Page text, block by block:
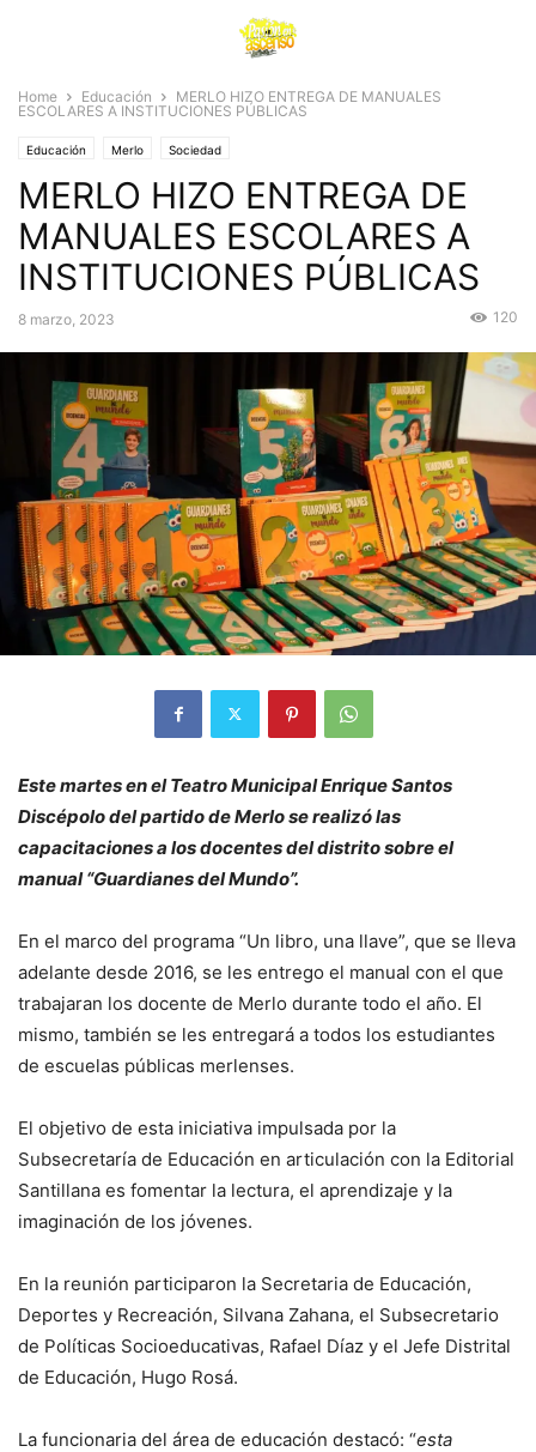
Home Educación
MERLO HIZO ENTREGA DE MANUALES
ESCOLARES A INSTITUCIONES PÚBLICAS
Educación Merlo Sociedad
MERLO HIZO ENTREGA DE
MANUALES ESCOLARES A
INSTITUCIONES PÚBLICAS
8 marzo, 2023 120
Este martes en el Teatro Municipal Enrique Santos
Discépolo del partido de Merlo se realizó las
capacitaciones a los docentes del distrito sobre el
manual “Guardianes del Mundo”.
En el marco del programa “Un libro, una llave”, que se lleva
adelante desde 2016, se les entrego el manual con el que
trabajaran los docente de Merlo durante todo el año. El
mismo, también se les entregará a todos los estudiantes
de escuelas públicas merlenses.
El objetivo de esta iniciativa impulsada por la
Subsecretaría de Educación en articulación con la Editorial
Santillana es fomentar la lectura, el aprendizaje y la
imaginación de los jóvenes.
En la reunión participaron la Secretaria de Educación,
Deportes y Recreación, Silvana Zahana, el Subsecretario
de Políticas Socioeducativas, Rafael Díaz y el Jefe Distrital
de Educación, Hugo Rosá.
La funcionaria del área de educación destacó: “esta